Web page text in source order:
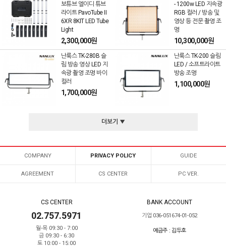
보튜브 엘이디 튜브
라이트 PavoTube II
6XR 8KIT LED Tube
Light
2,300,000원
- 1200w LED 지속광
RGB 컬러 / 방송 및
영상 등 전문 촬영 조
명
10,300,000원
난룩스 TK-280B 슬
림 방송 영상 LED 지
속광 촬영 조명 바이
컬러
1,700,000원
난룩스 TK-200 슬림
LED / 소프트라이트
방송 조명
1,100,000원
더보기 ▼
COMPANY PRIVACY POLICY GUIDE
AGREEMENT CS CENTER PC VER.
CS CENTER
02.757.5971
월-목 09:30 - 7:00
금 09:30 - 6:30
토 10:00 - 15:00
BANK ACCOUNT
기업 036-051674-01-052
예금주 : 김두호